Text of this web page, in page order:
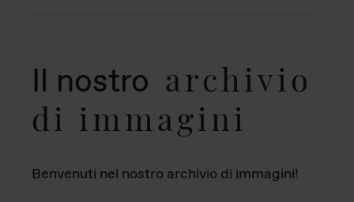
Il nostro archivio
di immagini
Benvenuti nel nostro archivio di immagini!